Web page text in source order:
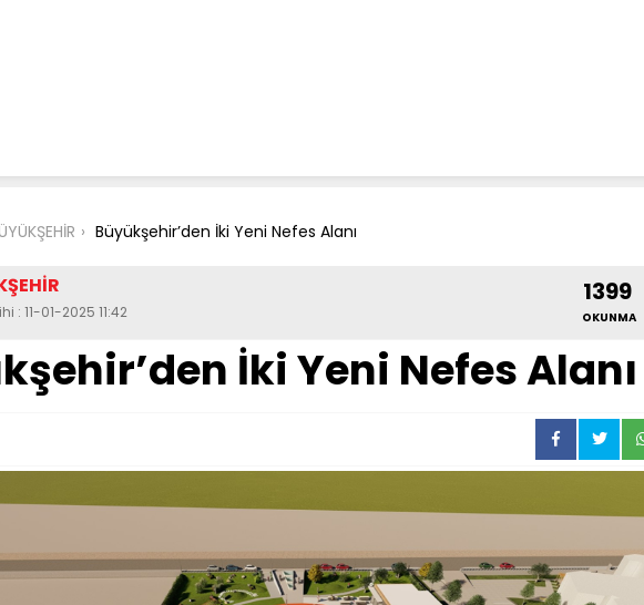
Büyükşehir’den İki Yeni Nefes Alanı
: 11-01-2025 11:42
1399
OKUNMA
İki Yeni Nefes Alanı